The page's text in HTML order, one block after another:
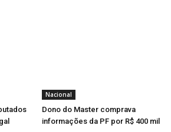
Nacional
Dono do Master comprava
informações da PF por R$ 400 mil